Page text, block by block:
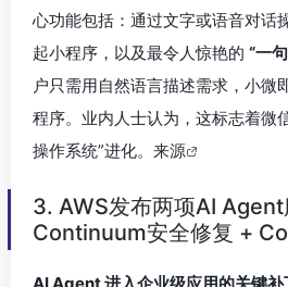
心功能包括：通过文字或语音对话
起小程序，以及最令人惊艳的 “一
户只需用自然语言描述需求，小微
程序。业内人士认为，这标志着微
操作系统”进化。 来源
3. AWS发布两项AI Agent
Continuum安全修复 +
AI Agent 进入企业级应用的关键补